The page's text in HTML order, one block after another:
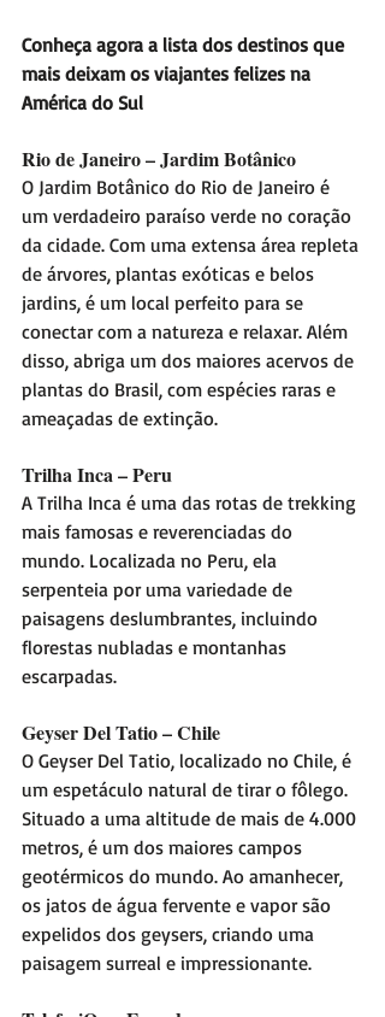
Conheça agora a lista dos destinos que
mais deixam os viajantes felizes na
América do Sul
Rio de Janeiro – Jardim Botânico
O Jardim Botânico do Rio de Janeiro é
um verdadeiro paraíso verde no coração
da cidade. Com uma extensa área repleta
de árvores, plantas exóticas e belos
jardins, é um local perfeito para se
conectar com a natureza e relaxar. Além
disso, abriga um dos maiores acervos de
plantas do Brasil, com espécies raras e
ameaçadas de extinção.
Trilha Inca – Peru
A Trilha Inca é uma das rotas de trekking
mais famosas e reverenciadas do
mundo. Localizada no Peru, ela
serpenteia por uma variedade de
paisagens deslumbrantes, incluindo
florestas nubladas e montanhas
escarpadas.
Geyser Del Tatio – Chile
O Geyser Del Tatio, localizado no Chile, é
um espetáculo natural de tirar o fôlego.
Situado a uma altitude de mais de 4.000
metros, é um dos maiores campos
geotérmicos do mundo. Ao amanhecer,
os jatos de água fervente e vapor são
expelidos dos geysers, criando uma
paisagem surreal e impressionante.